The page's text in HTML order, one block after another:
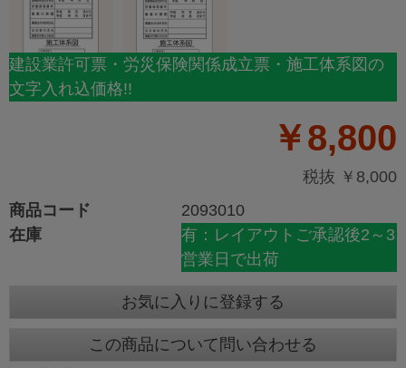
建設業許可票・労災保険関係成立票・施工体系図の
文字入れ込価格!!
￥8,800
税抜 ￥8,000
商品コード
2093010
在庫
有：レイアウトご承認後2～3
営業日で出荷
お気に入りに登録する
この商品について問い合わせる